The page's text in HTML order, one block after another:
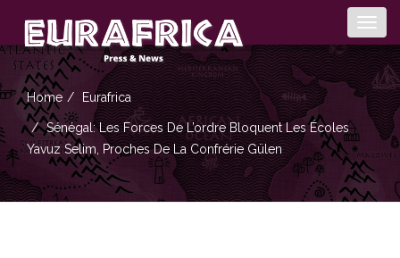
Home Eurafrica
Sénégal: Les Forces De L’ordre Bloquent Les Écoles
Yavuz Selim, Proches De La Confrérie Gülen